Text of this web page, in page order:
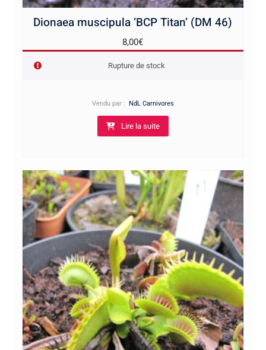
Dionaea muscipula ‘BCP Titan’ (DM 46)
8,00€
Rupture de stock
Vendu par : NdL Carnivores
Lire la suite